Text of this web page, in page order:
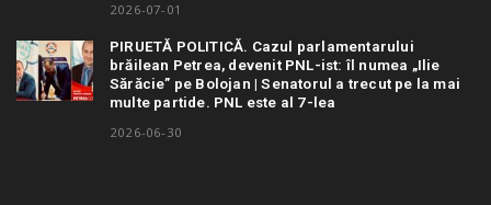
2026-07-01
PIRUETĂ POLITICĂ. Cazul parlamentarului
brăilean Petrea, devenit PNL-ist: îl numea „Ilie
Sărăcie” pe Bolojan | Senatorul a trecut pe la mai
multe partide. PNL este al 7-lea
2026-06-30